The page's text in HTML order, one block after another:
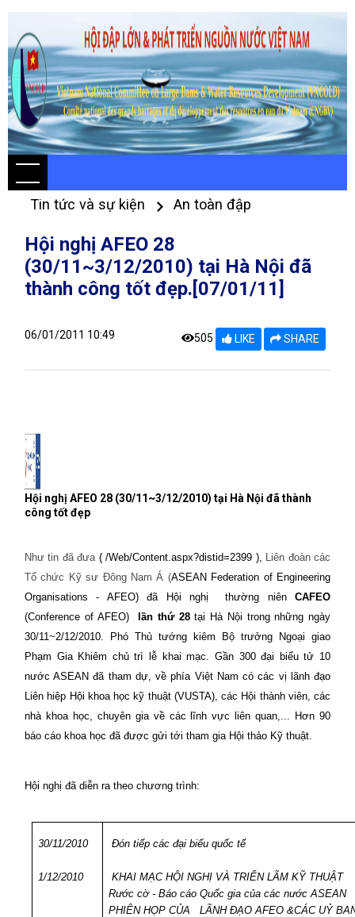
Tin tức và sự kiện An toàn đập
Hội nghị AFEO 28
(30/11~3/12/2010) tại Hà Nội đã
thành công tốt đẹp.[07/01/11]
06/01/2011 10:49 505 LIKE SHARE
Hội nghị AFEO 28 (30/11~3/12/2010) tại Hà Nội đã thành
công tốt đẹp
Như tin đã đưa(/Web/Content.aspx?distid=2399 ), Liên đoàn các
Tổ chức Kỹ sư Đông Nam Á (ASEAN Federation of Engineering
Organisations - AFEO) đã Hội nghị
thường niênCAFEO
(Conference of AFEO)
lần thứ 28tại Hà Nội trong những ngày
30/11~2/12/2010. Phó Thủ tướng kiêm Bộ trưởng Ngoại giao
Phạm Gia Khiêm chủ trì lễ khai mạc. Gần 300 đại biểu tử 10
nước ASEAN đã tham dự, về phía Việt Nam có các vị lãnh đạo
Liên hiệp Hội khoa học kỹ thuật (VUSTA), các Hội thành viên, các
nhà khoa học, chuyên gia về các lĩnh vực liên quan,... Hơn 90
báo cáo khoa học đã được gửi tới tham gia Hội thảo Kỹ thuật.
Hội nghị đã diễn ra theo chương trình:
30/11/2010
1/12/2010
Đón tiếp các đại biểu quốc tế
KHAI MẠC HỘI NGHỊ VÀ TRIỂN LÃM KỸ THUẬT
Rước cờ -Báo cáo Quốc gia của các nước ASEAN
PHIÊN HỌP CỦA
LÃNH ĐẠO AFEO &CÁC UỶ